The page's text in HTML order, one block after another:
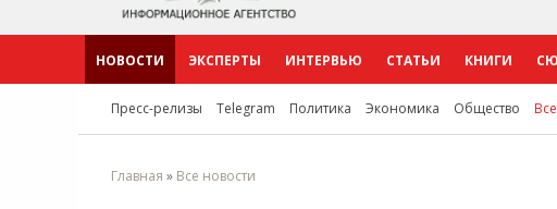
НОВОСТИ ЭКСПЕРТЫ ИНТЕРВЬЮ СТАТЬИ КНИГИ
Пресс-релизы Telegram Политика Экономика Общество
Главная » Все новости